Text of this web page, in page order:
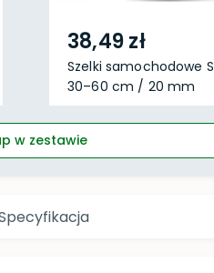
38,49 zł
Szelki samochodowe S
30–60 cm / 20 mm
w zestawie